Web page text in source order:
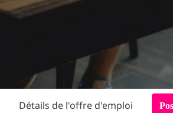
Détails de l'offre d'emploi